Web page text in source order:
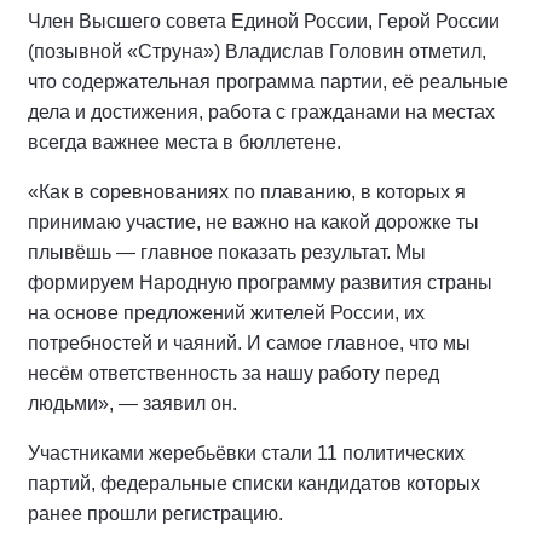
Член Высшего совета Единой России, Герой России
(позывной «Струна») Владислав Головин отметил,
что содержательная программа партии, её реальные
дела и достижения, работа с гражданами на местах
всегда важнее места в бюллетене.
«Как в соревнованиях по плаванию, в которых я
принимаю участие, не важно на какой дорожке ты
плывёшь — главное показать результат. Мы
формируем Народную программу развития страны
на основе предложений жителей России, их
потребностей и чаяний. И самое главное, что мы
несём ответственность за нашу работу перед
людьми», — заявил он.
Участниками жеребьёвки стали 11 политических
партий, федеральные списки кандидатов которых
ранее прошли регистрацию.